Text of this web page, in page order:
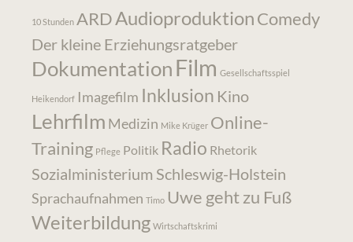
10 Stunden ARDAudioproduktionComedy
Der kleine Erziehungsratgeber
Dokumentation Film Gesellschaftsspiel
Heikendorf Imagefilm Inklusion Kino
Lehrfilm Medizin Mike Krüger Online-
Training Pflege Politik Radio Rhetorik
Sozialministerium Schleswig-Holstein
Sprachaufnahmen Timo Uwe geht zu Fuß
Weiterbildung Wirtschaftskrimi